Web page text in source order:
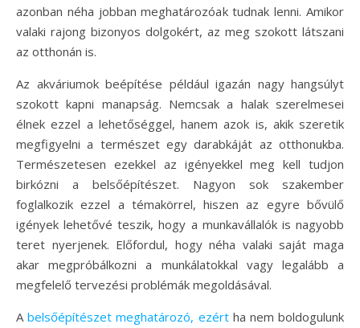
azonban néha jobban meghatározóak tudnak lenni. Amikor
valaki rajong bizonyos dolgokért, az meg szokott látszani
az otthonán is.
Az akváriumok beépítése például igazán nagy hangsúlyt
szokott kapni manapság. Nemcsak a halak szerelmesei
élnek ezzel a lehetőséggel, hanem azok is, akik szeretik
megfigyelni a természet egy darabkáját az otthonukba.
Természetesen ezekkel az igényekkel meg kell tudjon
birkózni a belsőépítészet. Nagyon sok szakember
foglalkozik ezzel a témakörrel, hiszen az egyre bővülő
igények lehetővé teszik, hogy a munkavállalók is nagyobb
teret nyerjenek. Előfordul, hogy néha valaki saját maga
akar megpróbálkozni a munkálatokkal vagy legalább a
megfelelő tervezési problémák megoldásával.
Abelsőépítészet meghatározó, ezértha nem boldogulunk